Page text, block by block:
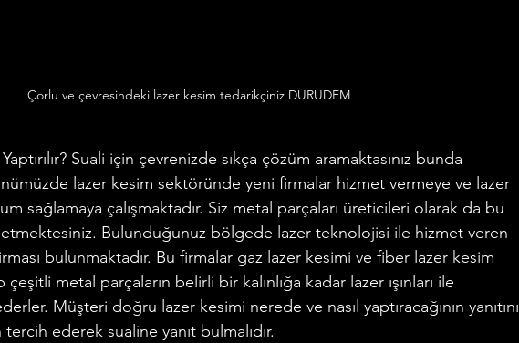
Çorlu ve çevresindeki lazer kesim tedarikçiniz DURUDEM
Suali için çevrenizde sıkça çözüm aramaktasınız bunda
lazer kesim sektöründe yeni firmalar hizmet vermeye ve lazer
sağlamaya çalışmaktadır. Siz metal parçaları üreticileri olarak da bu
etmektesiniz. Bulunduğunuz bölgede lazer teknolojisi ile hizmet veren
bulunmaktadır. Bu firmalar gaz lazer kesimi ve fiber lazer kesim
metal parçaların belirli bir kalınlığa kadar lazer ışınları ile
Müşteri doğru lazer kesimi nerede ve nasıl yaptıracağının yanıtını
ederek sualine yanıt bulmalıdır.